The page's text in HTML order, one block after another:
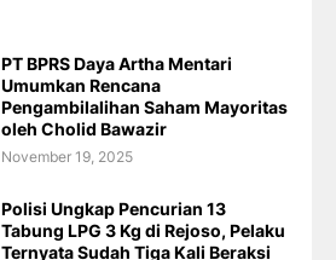
PT BPRS Daya Artha Mentari
Umumkan Rencana
Pengambilalihan Saham Mayoritas
oleh Cholid Bawazir
November 19, 2025
Polisi Ungkap Pencurian 13
Tabung LPG 3 Kg di Rejoso, Pelaku
Ternyata Sudah Tiga Kali Beraksi